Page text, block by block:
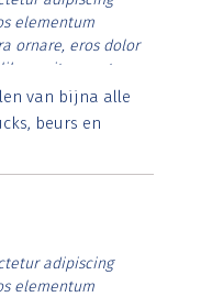
elementum
ornare, eros dolor
vitae erat.
id rutrum lorem
posuere.
van bijna alle
beurs en
adipiscing
elementum